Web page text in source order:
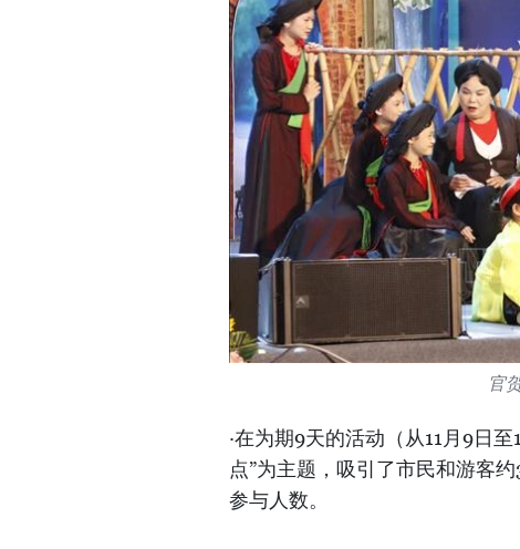
官
·在为期9天的活动（从11月9日
点”为主题，吸引了市民和游客
参与人数。